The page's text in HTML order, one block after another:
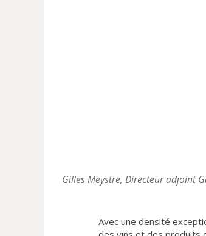
Gilles Meystre, Directeur adjoint
Avec une densité